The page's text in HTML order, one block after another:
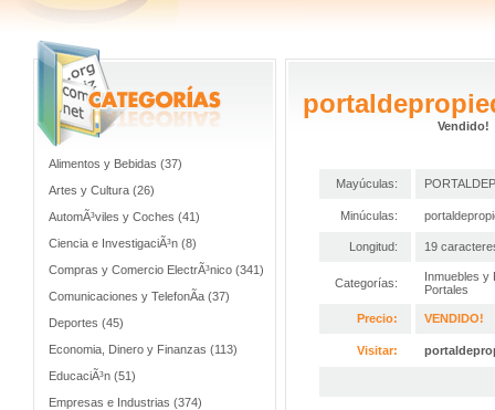
Alimentos y Bebidas (37)
Artes y Cultura (26)
AutomÃ³viles y Coches (41)
Ciencia e InvestigaciÃ³n (8)
Compras y Comercio ElectrÃ³nico (341)
Comunicaciones y TelefonÃ­a (37)
Deportes (45)
Economia, Dinero y Finanzas (113)
EducaciÃ³n (51)
Empresas e Industrias (374)
Vendido!
Mayúculas:
Minúculas:
Longitud: 19
Categorías:
Inmuebles y
Portales
Precio: VENDIDO!
Visitar: